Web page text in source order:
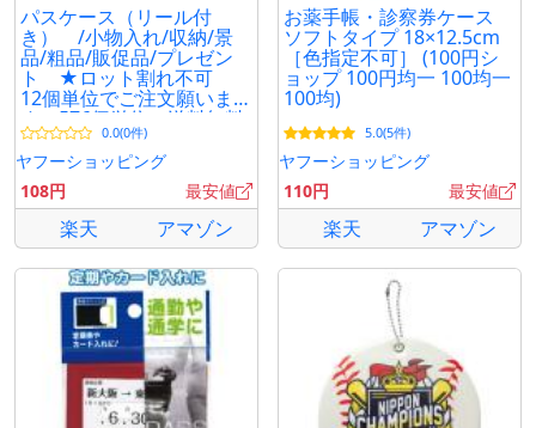
パスケース（リール付
き） /小物入れ/収納/景
品/粗品/販促品/プレゼン
ト ★ロット割れ不可
12個単位でご注文願いま
す 576個単位で送料無料
0.0(0件)
ヤフーショッピング
108円
最安値
楽天 アマゾン
お薬手帳・診察券ケース
ソフトタイプ 18×12.5cm
［色指定不可］ (100円シ
ョップ 100円均一 100均一
100均)
5.0(5件)
ヤフーショッピング
110円
最安値
楽天 アマゾン